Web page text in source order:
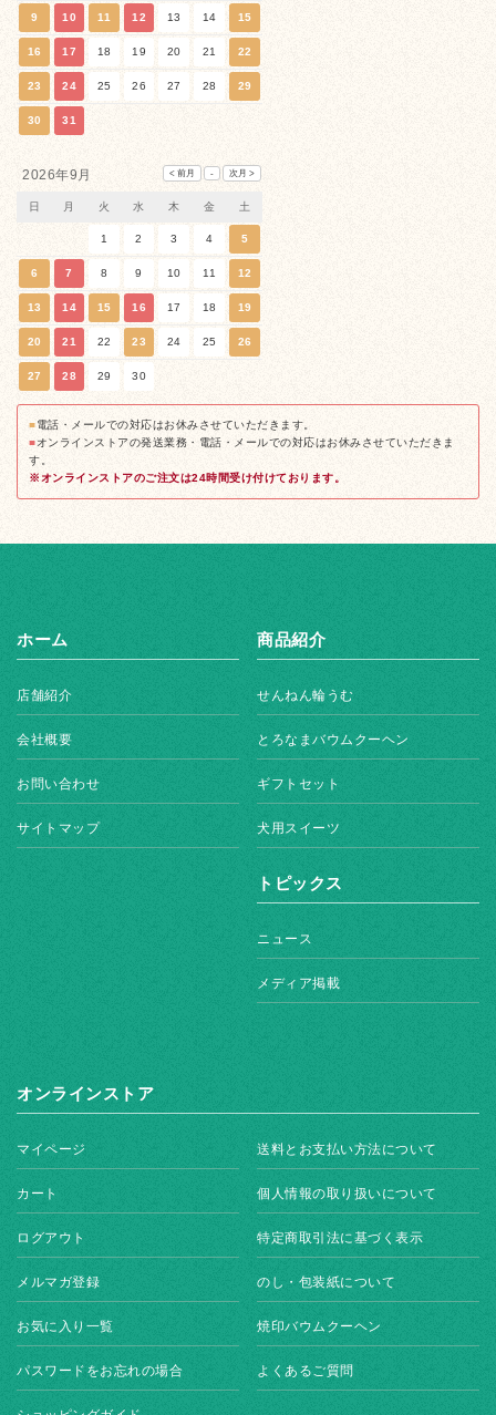
9 10 11 12 13 14 15
16 17 18 19 20 21 22
23 24 25 26 27 28 29
30 31
2026年9月
日 月 火 水 木 金 土
1 2 3 4 5
6 7 8 9 10 11 12
13 14 15 16 17 18 19
20 21 22 23 24 25 26
27 28 29 30
■電話・メールでの対応はお休みさせていただきます。
■オンラインストアの発送業務・電話・メールでの対応はお休みさせていただきま
す。
※オンラインストアのご注文は24時間受け付けております。
ホーム
店舗紹介
会社概要
お問い合わせ
サイトマップ
商品紹介
せんねん輪うむ
とろなまバウムクーヘン
ギフトセット
犬用スイーツ
トピックス
ニュース
メディア掲載
オンラインストア
マイページ
カート
ログアウト
メルマガ登録
お気に入り一覧
パスワードをお忘れの場合
送料とお支払い方法について
個人情報の取り扱いについて
特定商取引法に基づく表示
のし・包装紙について
焼印バウムクーヘン
よくあるご質問